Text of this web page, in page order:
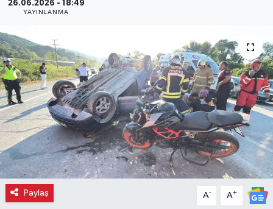
26.06.2026 - 18:49
YAYINLANMA
Paylaş A- A+